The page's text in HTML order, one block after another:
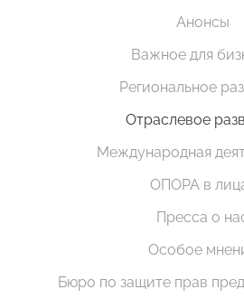
Анонсы
Важное для
Региональное
Отраслевое
Международная
ОПОРА в
Пресса о
Особое
Бюро по защите прав